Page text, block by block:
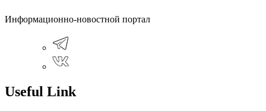
Информационно-новостной портал
Useful Link